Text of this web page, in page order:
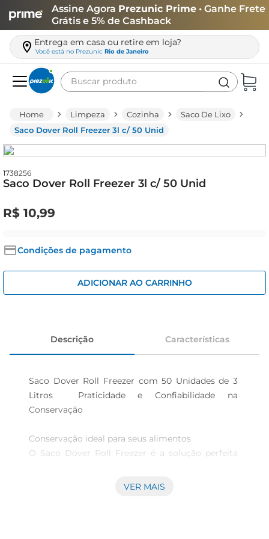
Assine Agora Prezunic Prime • Ganhe Frete
Grátis e 5% de Cashback
Entrega em casa ou retire em loja?
Você está no Prezunic Rio de Janeiro
Buscar produto
Limpeza Cozinha
Saco De Lixo
Saco Dover Roll Freezer 3l c/ 50 Unid
1738256
Saco Dover Roll Freezer 3l c/ 50 Unid
R$ 10,99
Condições de pagamento
ADICIONAR AO CARRINHO
Descrição Características
Saco Dover Roll Freezer com 50 Unidades de 3
Litros  Praticidade e Confiabilidade na
Conservação
Conservação ideal para seus alimentos
O Saco Dover Roll Freezer é a solução perfeita
armazenar e conservar alimentos. Com
VER MAIS
leite
queijo
arroz
biscoito
cerveja